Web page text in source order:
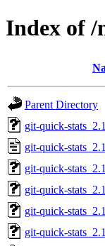
Index of
Parent Directory
git-quick-
git-quick-
git-quick-
git-quick-
git-quick-
git-quick-